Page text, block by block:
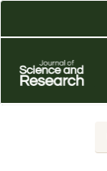
Contenido
Barra
lateral